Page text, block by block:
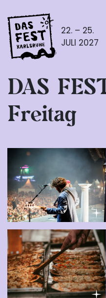
22. – 25.
JULI 2027
DAS
Freitag